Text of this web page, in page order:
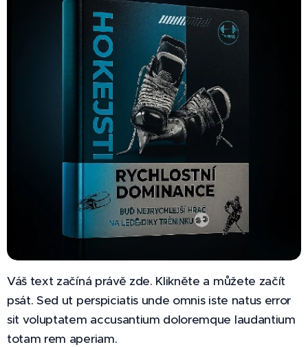
e –
rychlost,
✅ Plán
jsem
vytvořil
já na
základě
práce s
desítka
sportov
nejedná
se o
žádný
výstup z
Váš text začíná právě zde. Klikněte a můžete začít
psát. Sed ut perspiciatis unde omnis iste natus error
sit voluptatem accusantium doloremque laudantium
totam rem aperiam.